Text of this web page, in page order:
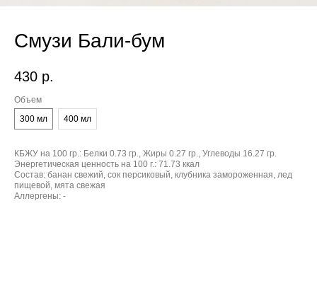
Смузи Бали-бум
430 р.
Объем
300 мл
400 мл
КБЖУ на 100 гр.: Белки 0.73 гр., Жиры 0.27 гр., Углеводы 16.27 гр.
Энергетическая ценность на 100 г.: 71.73 ккал
Состав: банан свежий, сок персиковый, клубника замороженная, лед
пищевой, мята свежая
Аллергены: -